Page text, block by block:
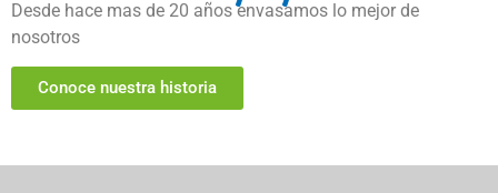
Desde hace mas de 20 años envasamos lo mejor de
nosotros
Conoce nuestra historia